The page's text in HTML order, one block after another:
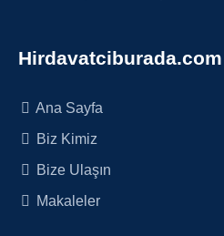
Hirdavatciburada.com
Ana Sayfa
Biz Kimiz
Bize Ulaşın
Makaleler